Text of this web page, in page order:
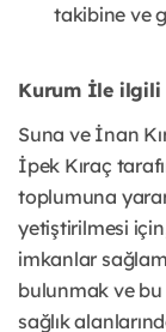
takibine ve
Kurum İle ilgili
Suna ve İnan
İpek Kıraç
toplumuna
yetiştirilmesi
imkanlar
bulunmak ve
sağlık